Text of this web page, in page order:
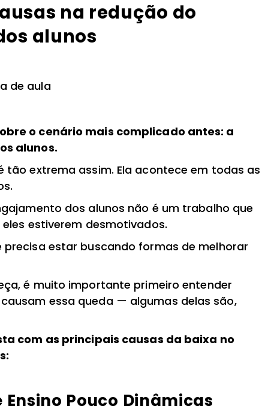
na redução do
alunos
o cenário mais complicado antes: a
alunos.
tão extrema assim. Ela acontece em todas as
dos alunos não é um trabalho que
estiverem desmotivados.
precisa estar buscando formas de melhorar
é muito importante primeiro entender
essa queda — algumas delas são,
com as principais causas da baixa no
Pouco Dinâmicas